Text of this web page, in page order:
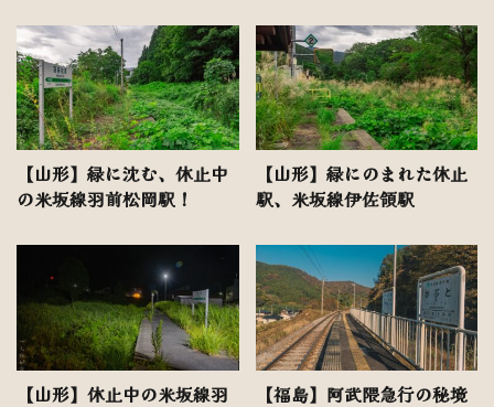
【山形】緑に沈む、休止中
の米坂線羽前松岡駅！
【山形】緑にのまれた休止
駅、米坂線伊佐領駅
【山形】休止中の米坂線羽
【福島】阿武隈急行の秘境